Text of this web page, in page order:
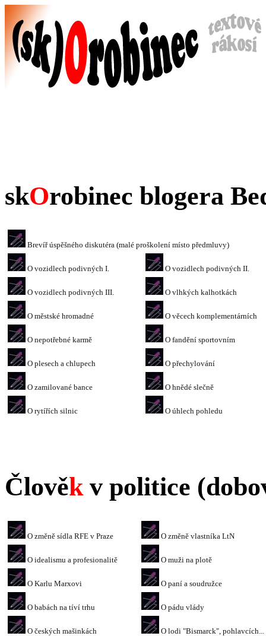
skOrobinec blogera
Brevíř úspěšného diskutéra (malé proškolení místo předmluvy)
O vozidlech podivných I. O vozidlech podivných II.
O vozidlech podivných III. O vlhkých kalhotkách
O městské hromadné O věcech komplementárních
O nepotřebné karmě O fandění sportovním
O plesech a chlupech O přechylování
O zamilované bance O hnědé slečně
O rytířích silnic O úhlech pohledu
Člověkv politice
O změně sídla RFE v Praze O změně vlastníka LtN
O idealismu a profesionalitě O muži na plotě
O Karlu Marxovi O paní a soudružce
O babách na tíví trhu O pádu vlády
O českých mašinkách O lodi "Bismarck", pohlavcích...